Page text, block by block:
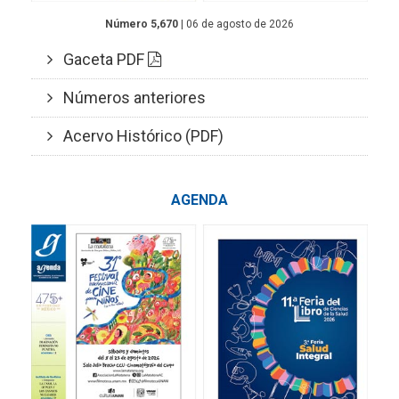
Número 5,670 | 06 de agosto de 2026
Gaceta PDF
Números anteriores
Acervo Histórico (PDF)
AGENDA